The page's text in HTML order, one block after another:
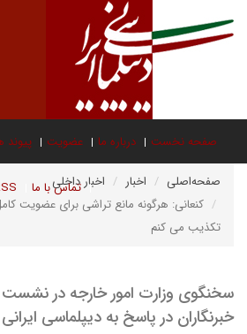
صفحه نخست درباره ما عضویت پیوند
تماس با ما صفحه‌اصلی اخبار
اخبار داخلی
کنعانی: هرگونه مانع تراشی برای عضویت
تکذیب می کنم
سخنگوی وزارت امور خارجه در نشست
خبرنگاران در پاسخ به دیپلماسی ایرانی